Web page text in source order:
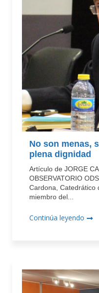
No son menas,
plena dignidad
Artículo de JORGE
OBSERVATORIO
Cardona, Catedrático
miembro del...
Continúa leyendo